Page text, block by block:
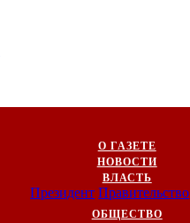
О ГАЗЕТЕ
НОВОСТИ
ВЛАСТЬ
Президент Правительство
ОБЩЕСТВО